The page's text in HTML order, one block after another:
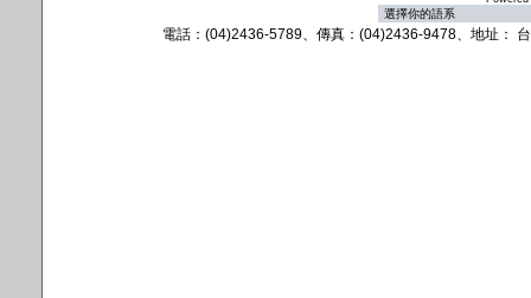
電話：(04)2436-5789、傳真：(04)2436-9478、地址：